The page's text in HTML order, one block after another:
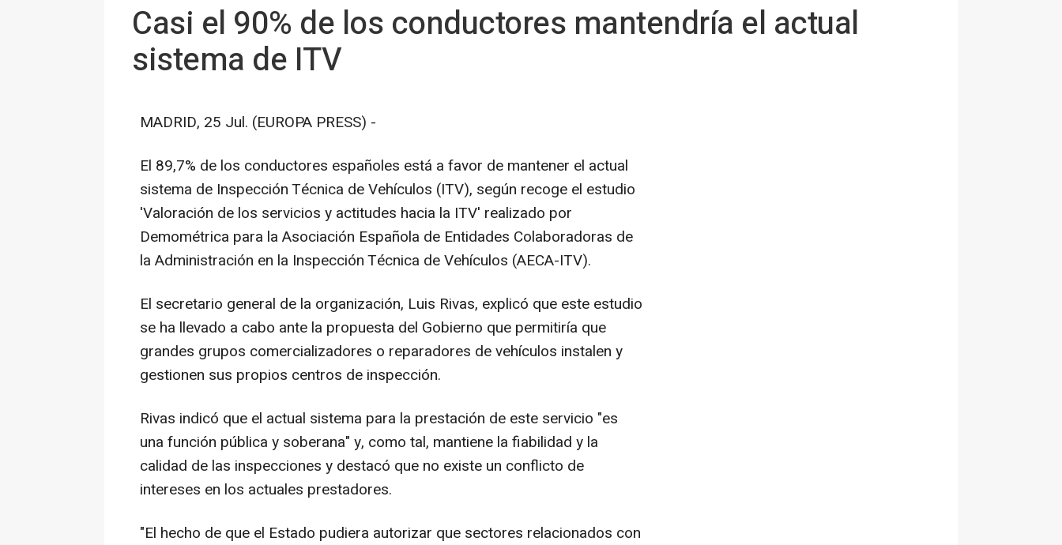
Casi el 90% de los conductores mantendría el actual
sistema de ITV
MADRID, 25 Jul. (EUROPA PRESS) -
El 89,7% de los conductores españoles está a favor de mantener el actual
sistema de Inspección Técnica de Vehículos (ITV), según recoge el estudio
'Valoración de los servicios y actitudes hacia la ITV' realizado por
Demométrica para la Asociación Española de Entidades Colaboradoras de
la Administración en la Inspección Técnica de Vehículos (AECA-ITV).
El secretario general de la organización, Luis Rivas, explicó que este estudio
se ha llevado a cabo ante la propuesta del Gobierno que permitiría que
grandes grupos comercializadores o reparadores de vehículos instalen y
gestionen sus propios centros de inspección.
Rivas indicó que el actual sistema para la prestación de este servicio "es
una función pública y soberana" y, como tal, mantiene la fiabilidad y la
calidad de las inspecciones y destacó que no existe un conflicto de
intereses en los actuales prestadores.
"El hecho de que el Estado pudiera autorizar que sectores relacionados con